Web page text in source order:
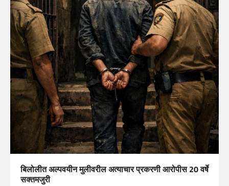
बिलोलीत अल्पवयीन मुलीवरील अत्याचार प्रकरणी आरोपीस 20 वर्षे
सक्तमजुरी